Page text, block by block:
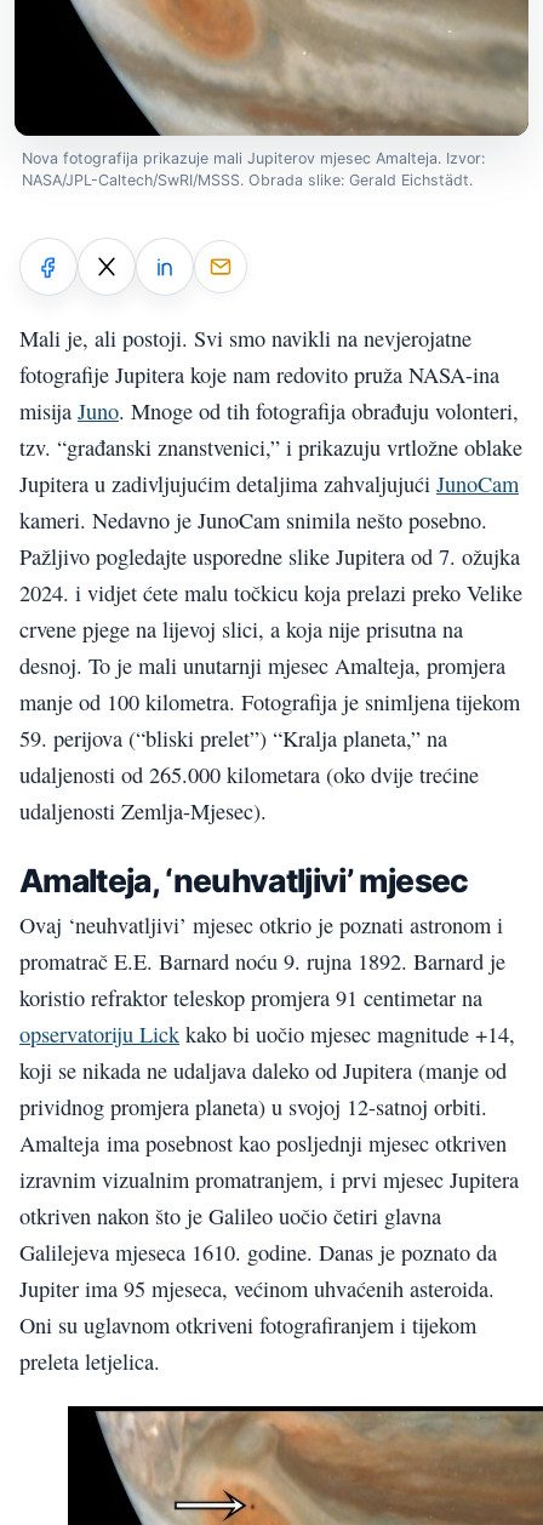
Nova fotografija prikazuje mali Jupiterov mjesec Amalteja. Izvor:
NASA/JPL-Caltech/SwRI/MSSS. Obrada slike: Gerald Eichstädt.
Mali je, ali postoji. Svi smo navikli na nevjerojatne
fotografije Jupitera koje nam redovito pruža NASA-ina
misija Juno. Mnoge od tih fotografija obrađuju volonteri,
tzv. “građanski znanstvenici,” i prikazuju vrtložne oblake
Jupitera u zadivljujućim detaljima zahvaljujući JunoCam
kameri. Nedavno je JunoCam snimila nešto posebno.
Pažljivo pogledajte usporedne slike Jupitera od 7. ožujka
2024. i vidjet ćete malu točkicu koja prelazi preko Velike
crvene pjege na lijevoj slici, a koja nije prisutna na
desnoj. To je mali unutarnji mjesec Amalteja, promjera
manje od 100 kilometra. Fotografija je snimljena tijekom
59. perijova (“bliski prelet”) “Kralja planeta,” na
udaljenosti od 265.000 kilometara (oko dvije trećine
udaljenosti Zemlja-Mjesec).
Amalteja, ‘neuhvatljivi’ mjesec
Ovaj ‘neuhvatljivi’ mjesec otkrio je poznati astronom i
promatrač E.E. Barnard noću 9. rujna 1892. Barnard je
koristio refraktor teleskop promjera 91 centimetar na
opservatoriju Lick kako bi uočio mjesec magnitude +14,
koji se nikada ne udaljava daleko od Jupitera (manje od
prividnog promjera planeta) u svojoj 12-satnoj orbiti.
Amalteja ima posebnost kao posljednji mjesec otkriven
izravnim vizualnim promatranjem, i prvi mjesec Jupitera
otkriven nakon što je Galileo uočio četiri glavna
Galilejeva mjeseca 1610. godine. Danas je poznato da
Jupiter ima 95 mjeseca, većinom uhvaćenih asteroida.
Oni su uglavnom otkriveni fotografiranjem i tijekom
preleta letjelica.